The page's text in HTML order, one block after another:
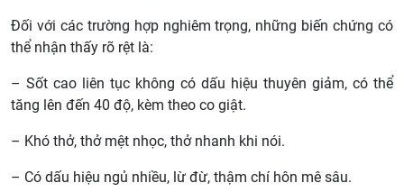
Đối với các trường hợp nghiêm trọng, những biến chứng có
thể nhận thấy rõ rệt là:
– Sốt cao liên tục không có dấu hiệu thuyên giảm, có thể
tăng lên đến 40 độ, kèm theo co giật.
– Khó thở, thở mệt nhọc, thở nhanh khi nói.
– Có dấu hiệu ngủ nhiều, lừ đừ, thậm chí hôn mê sâu.